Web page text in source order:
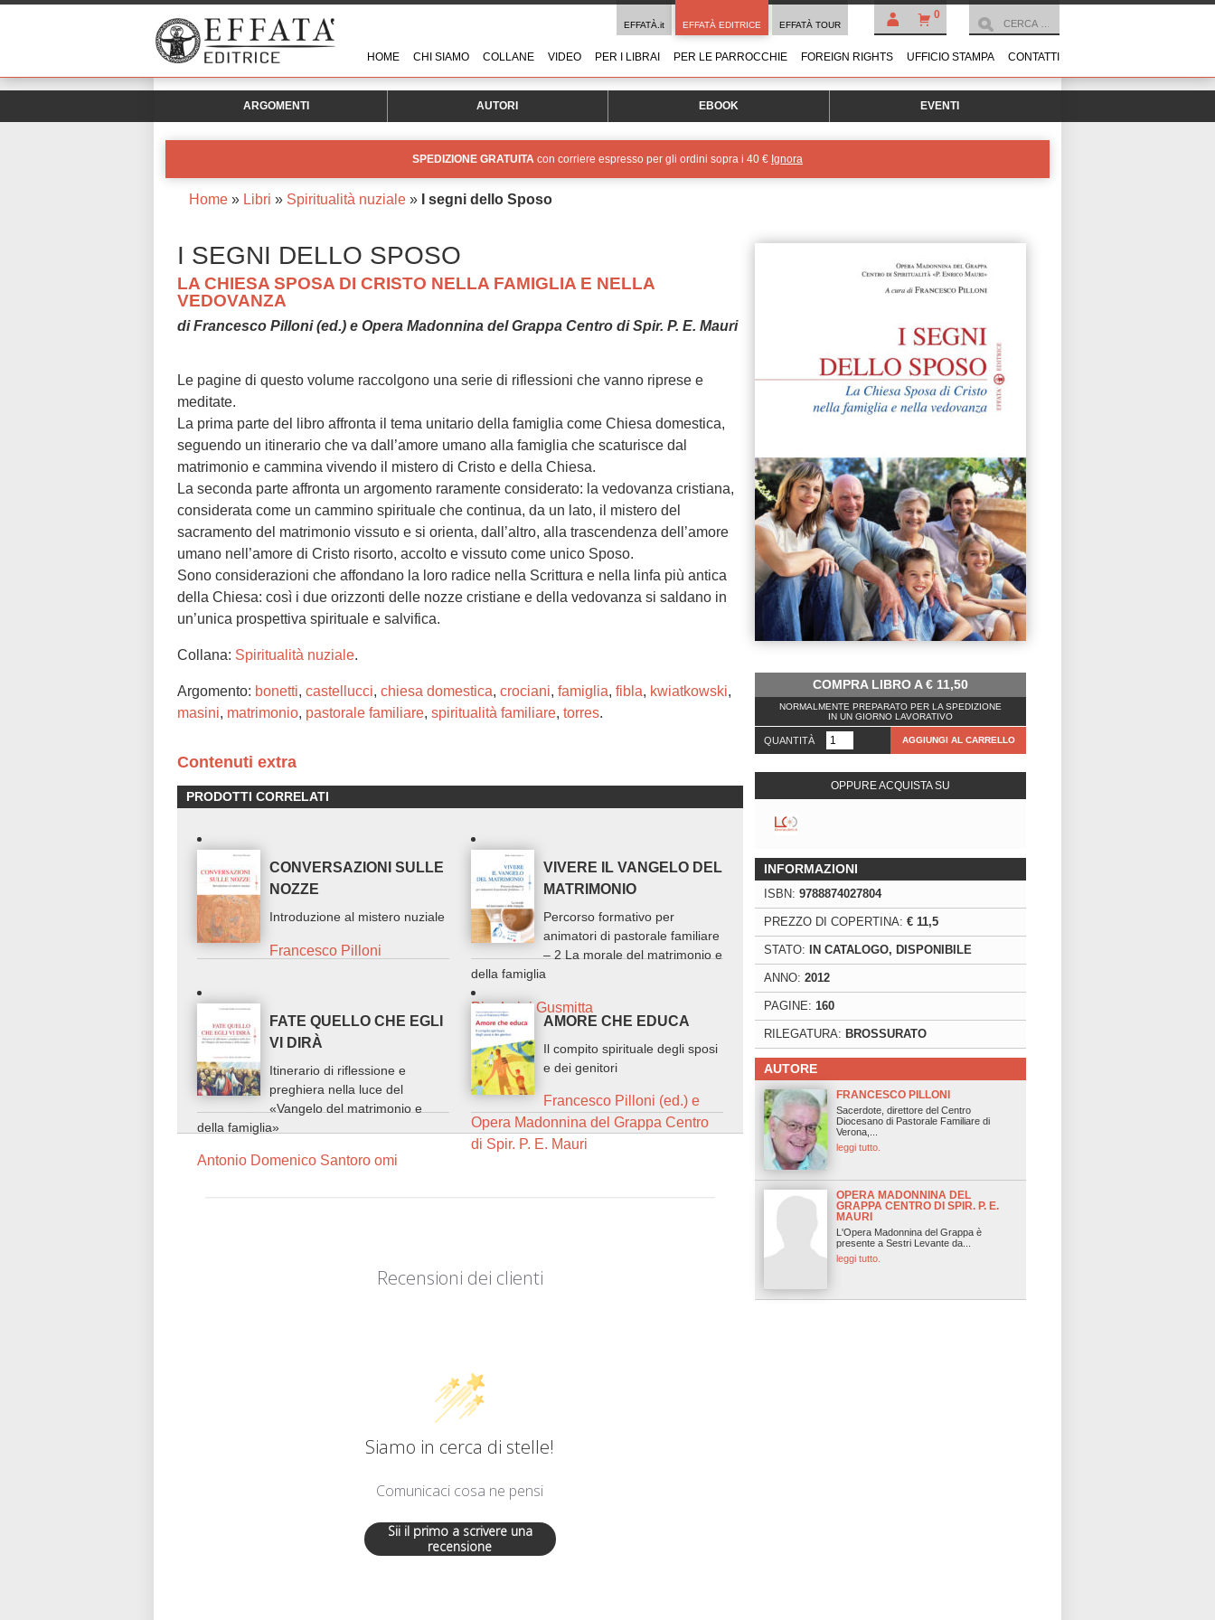
0
EFFATÀ.it EFFATÀ EDITRICE EFFATÀ TOUR
HOME CHI SIAMO COLLANE VIDEO PER I LIBRAI PER LE PARROCCHIE FOREIGN RIGHTS UFFICIO STAMPA CONTATTI
ARGOMENTI AUTORI EBOOK EVENTI
SPEDIZIONE GRATUITA con corriere espresso per gli ordini sopra i 40 € Ignora
Home » Libri » Spiritualità nuziale » I segni dello Sposo
COMPRA LIBRO A€ 11,50
NORMALMENTE PREPARATO PER LA SPEDIZIONE
IN UN GIORNO LAVORATIVO
QUANTITÀ AGGIUNGI AL CARRELLO
OPPURE ACQUISTA SU
INFORMAZIONI
ISBN: 9788874027804
PREZZO DI COPERTINA: € 11,5
STATO: IN CATALOGO, DISPONIBILE
ANNO: 2012
PAGINE: 160
RILEGATURA: BROSSURATO
AUTORE
FRANCESCO PILLONI
Sacerdote, direttore del Centro
Diocesano di Pastorale Familiare di
Verona,...
leggi tutto.
OPERA MADONNINA DEL
GRAPPA CENTRO DI SPIR. P. E.
MAURI
L'Opera Madonnina del Grappa è
presente a Sestri Levante da...
leggi tutto.
I SEGNI DELLO SPOSO
LA CHIESA SPOSA DI CRISTO NELLA FAMIGLIA E NELLA
VEDOVANZA
di Francesco Pilloni (ed.) e Opera Madonnina del Grappa Centro di Spir. P. E. Mauri
Le pagine di questo volume raccolgono una serie di riflessioni che vanno riprese e
meditate.
La prima parte del libro affronta il tema unitario della famiglia come Chiesa domestica,
seguendo un itinerario che va dall’amore umano alla famiglia che scaturisce dal
matrimonio e cammina vivendo il mistero di Cristo e della Chiesa.
La seconda parte affronta un argomento raramente considerato: la vedovanza cristiana,
considerata come un cammino spirituale che continua, da un lato, il mistero del
sacramento del matrimonio vissuto e si orienta, dall’altro, alla trascendenza dell’amore
umano nell’amore di Cristo risorto, accolto e vissuto come unico Sposo.
Sono considerazioni che affondano la loro radice nella Scrittura e nella linfa più antica
della Chiesa: così i due orizzonti delle nozze cristiane e della vedovanza si saldano in
un’unica prospettiva spirituale e salvifica.
Collana: Spiritualità nuziale.
Argomento: bonetti, castellucci, chiesa domestica, crociani, famiglia, fibla, kwiatkowski,
masini, matrimonio, pastorale familiare, spiritualità familiare, torres.
Contenuti extra
PRODOTTI CORRELATI
CONVERSAZIONI SULLE
NOZZE
Introduzione al mistero nuziale
Francesco Pilloni
VIVERE IL VANGELO DEL
MATRIMONIO
Percorso formativo per
animatori di pastorale familiare
– 2 La morale del matrimonio e
della famiglia
Pier Luigi Gusmitta
FATE QUELLO CHE EGLI
VI DIRÀ
Itinerario di riflessione e
preghiera nella luce del
«Vangelo del matrimonio e
della famiglia»
Antonio Domenico Santoro omi
AMORE CHE EDUCA
Il compito spirituale degli sposi
e dei genitori
Francesco Pilloni (ed.) e
Opera Madonnina del Grappa Centro
di Spir. P. E. Mauri
Recensioni dei clienti
Siamo in cerca di stelle!
Comunicaci cosa ne pensi
Sii il primo a scrivere una
recensione